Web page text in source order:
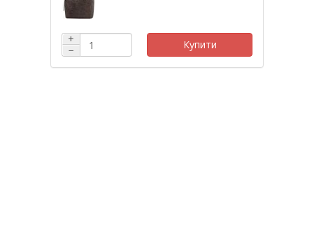
+
−
Купити